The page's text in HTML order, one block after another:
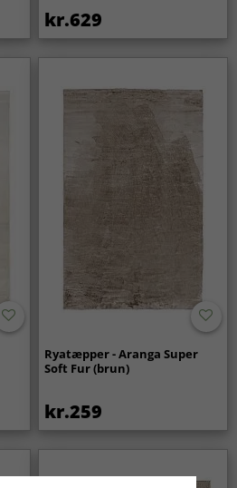
kr.629
Ryatæpper - Aranga Super
Soft Fur (brun)
kr.259